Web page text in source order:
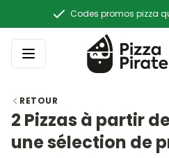
Codes promos pizza
RETOUR
2 Pizzas à partir
une sélection de